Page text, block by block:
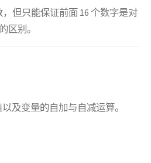
，但只能保证前面 16 个数字是对
区别。
及变量的自加与自减运算。